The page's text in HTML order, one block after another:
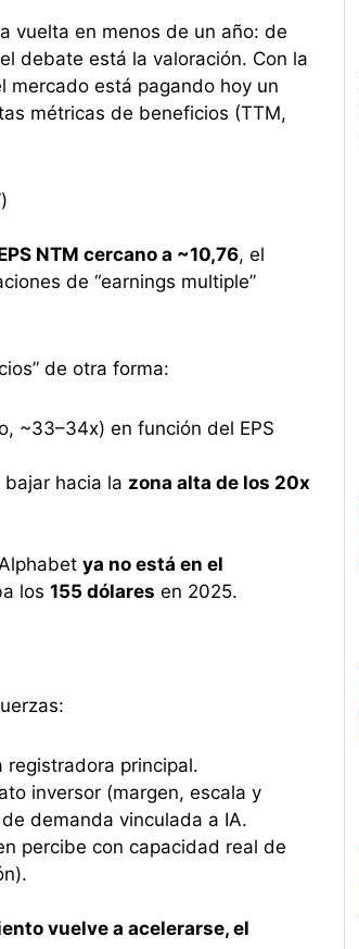
vuelta en menos de un año: de
debate está la valoración. Con la
mercado está pagando hoy un
métricas de beneficios (TTM,
NTM cercano a ~10,76, el
de “earnings multiple”
de otra forma:
~33–34x) en función del EPS
hacia la zona alta de los 20x
ya no está en el
los 155 dólares en 2025.
registradora principal.
inversor (margen, escala y
demanda vinculada a IA.
percibe con capacidad real de
vuelve a acelerarse, el